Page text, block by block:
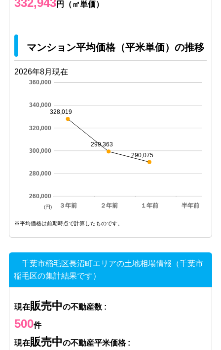
332,943円（㎡単価）
マンション平均価格（平米単価）の推移
2026年8月現在
３年前 ２年前 １年前 半年前
260,000
280,000
300,000
320,000
340,000
360,000
328,019
299,363
290,075
(円)
※平均価格は前期時点で計算したものです。
千葉市稲毛区長沼町エリアの土地相場情報（千葉市
稲毛区の集計結果です）
現在販売中の不動産数 :
500件
現在販売中の不動産平米価格 :